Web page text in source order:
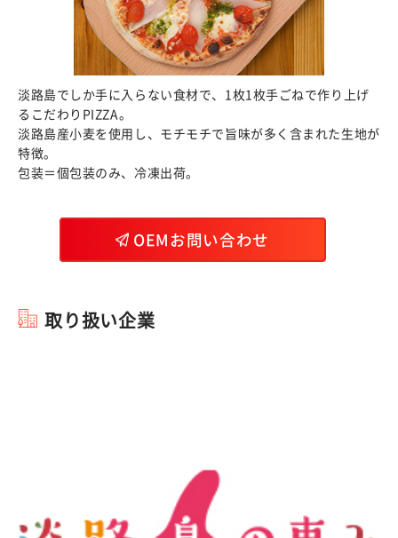
淡路島でしか手に入らない食材で、1枚1枚手ごねで作り上げ
るこだわりPIZZA。
淡路島産小麦を使用し、モチモチで旨味が多く含まれた生地が
特徴。
包装＝個包装のみ、冷凍出荷。
OEMお問い合わせ
取り扱い企業